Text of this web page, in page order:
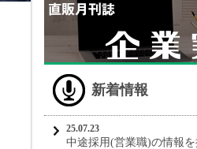
新着情報
25.07.23
中途採用(営業職)の情報